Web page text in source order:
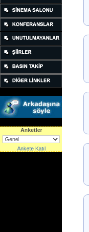
Anketler
Ankete Katıl